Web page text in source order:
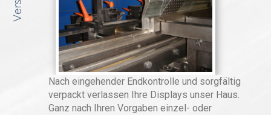
Nach eingehender Endkontrolle und sorgfältig
verpackt verlassen Ihre Displays unser Haus.
Ganz nach Ihren Vorgaben einzel- oder